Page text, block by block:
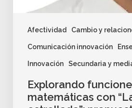
Afectividad Cambio y
Comunicación innovación
Innovación Secundaria y
Explorando
matemáticas con